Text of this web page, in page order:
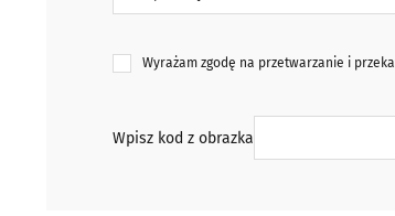
Wyrażam zgodę na przetwarzanie i
Wpisz kod z obrazka